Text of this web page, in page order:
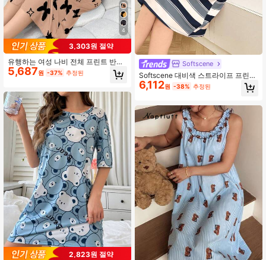
4
3,303원 절약
유행하는 여성 나비 전체 프린트 반팔
파자마 나이트 드레스, 무무 나이트 드
레스
5,687원 -37% 추정된
2,823원 절약
Softscene
Softscene 대비색 스트라이프 프린트
반소매 여성 나이트가운
6,112원 -38% 추정된